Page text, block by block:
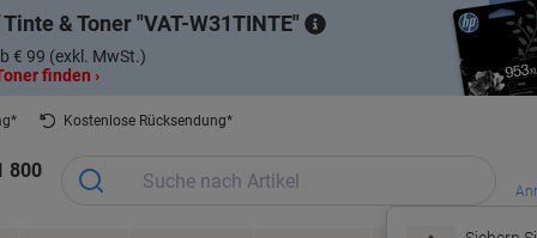
& Toner VAT-W31TINTE
€ 99 (exkl. MwSt.)
finden ›
Kostenlose Rücksendung*
800